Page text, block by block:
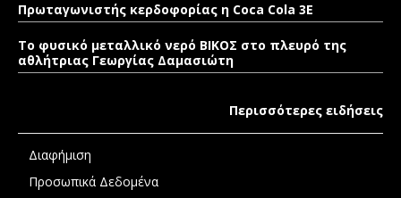
Πρωταγωνιστής κερδοφορίας η Coca Cola 3E
Το φυσικό μεταλλικό νερό ΒΙΚΟΣ στο πλευρό της
αθλήτριας Γεωργίας Δαμασιώτη
Περισσότερες ειδήσεις
Διαφήμιση
Προσωπικά Δεδομένα